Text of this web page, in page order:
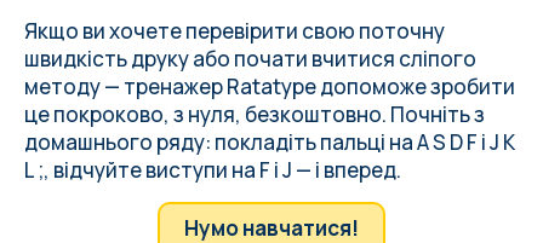
Якщо ви хочете перевірити свою поточну
швидкість друку або почати вчитися сліпого
методу — тренажер Ratatype допоможе зробити
це покроково, з нуля, безкоштовно. Почніть з
домашнього ряду: покладіть пальці на A S D F і J K
L ;, відчуйте виступи на F і J — і вперед.
Нумо навчатися!